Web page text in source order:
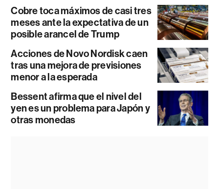
Cobre toca máximos de casi tres
meses ante la expectativa de un
posible arancel de Trump
Acciones de Novo Nordisk caen
tras una mejora de previsiones
menor a la esperada
Bessent afirma que el nivel del
yen es un problema para Japón y
otras monedas